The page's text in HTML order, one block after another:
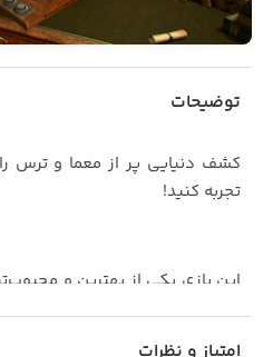
توضیحات
تجربه کنید!
این بازی یکی از بهترین و